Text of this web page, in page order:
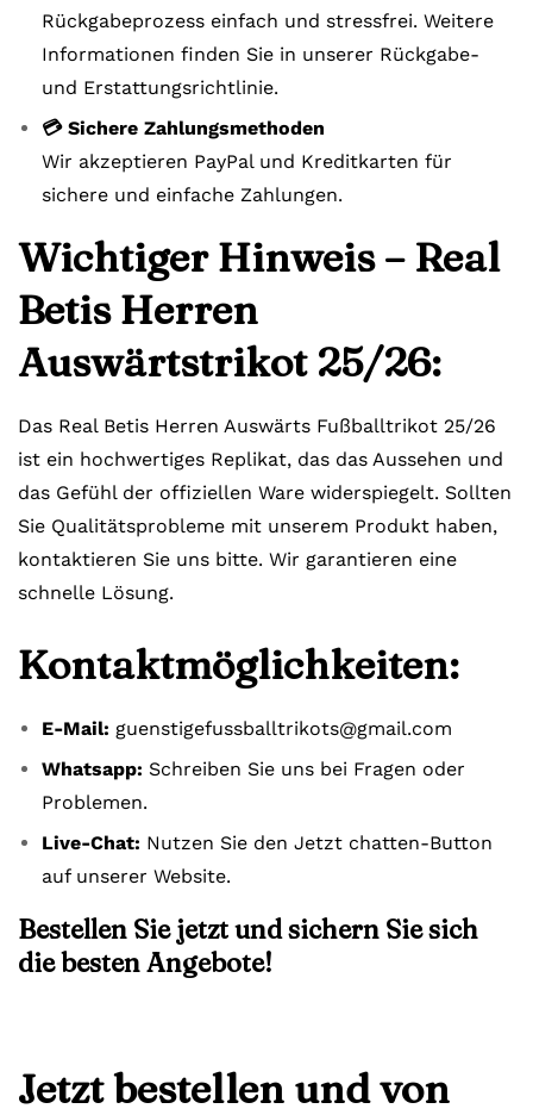
Rückgabeprozess einfach und stressfrei. Weitere
Informationen finden Sie in unserer Rückgabe-
und Erstattungsrichtlinie.
💳 Sichere Zahlungsmethoden
Wir akzeptieren PayPal und Kreditkarten für
sichere und einfache Zahlungen.
Wichtiger Hinweis – Real
Betis Herren
Auswärtstrikot 25/26:
Das Real Betis Herren Auswärts Fußballtrikot 25/26
ist ein hochwertiges Replikat, das das Aussehen und
das Gefühl der offiziellen Ware widerspiegelt. Sollten
Sie Qualitätsprobleme mit unserem Produkt haben,
kontaktieren Sie uns bitte. Wir garantieren eine
schnelle Lösung.
Kontaktmöglichkeiten:
E-Mail: guenstigefussballtrikots@gmail.com
Whatsapp: Schreiben Sie uns bei Fragen oder
Problemen.
Live-Chat: Nutzen Sie den Jetzt chatten-Button
auf unserer Website.
Bestellen Sie jetzt und sichern Sie sich
die besten Angebote!
Jetzt bestellen und von